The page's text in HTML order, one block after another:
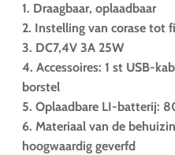
1. Draagbaar, oplaadbaar
2. Instelling van corase tot
3. DC7,4V 3A 25W
4. Accessoires: 1 st USB-
borstel
5. Oplaadbare LI-batterij:
6. Materiaal van de
hoogwaardig geverfd